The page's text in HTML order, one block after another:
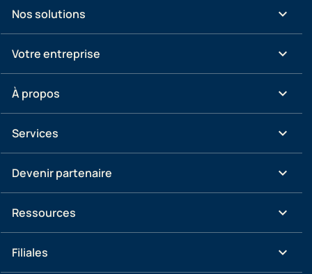
Nos solutions keyboard_arrow_down
Votre entreprise keyboard_arrow_down
À propos keyboard_arrow_down
Services keyboard_arrow_down
Devenir partenaire keyboard_arrow_down
Ressources keyboard_arrow_down
Filiales keyboard_arrow_down